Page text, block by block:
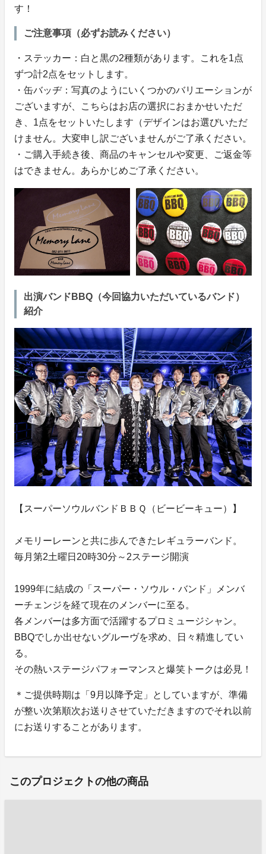
す！
ご注意事項（必ずお読みください）
・ステッカー：白と黒の2種類があります。これを1点
ずつ計2点をセットします。
・缶バッヂ：写真のようにいくつかのバリエーションが
ございますが、こちらはお店の選択におまかせいただ
き、1点をセットいたします（デザインはお選びいただ
けません。大変申し訳ございませんがご了承ください。
・ご購入手続き後、商品のキャンセルや変更、ご返金等
はできません。あらかじめご了承ください。
出演バンドBBQ（今回協力いただいているバンド）
紹介
【スーパーソウルバンドＢＢＱ（ビービーキュー）】
メモリーレーンと共に歩んできたレギュラーバンド。
毎月第2土曜日20時30分～2ステージ開演
1999年に結成の「スーパー・ソウル・バンド」メンバ
ーチェンジを経て現在のメンバーに至る。
各メンバーは多方面で活躍するプロミュージシャン。
BBQでしか出せないグルーヴを求め、日々精進してい
る。
その熱いステージパフォーマンスと爆笑トークは必見！
＊ご提供時期は「9月以降予定」としていますが、準備
が整い次第順次お送りさせていただきますのでそれ以前
にお送りすることがあります。
このプロジェクトの他の商品